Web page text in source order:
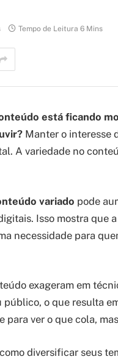
Tempo de Leitura 6 Mins
está ficando
Manter o interesse
A variedade no
variado pode
Isso mostra que
necessidade para
exageram em
público, o que resulta
para ver o que cola,
diversificar seus